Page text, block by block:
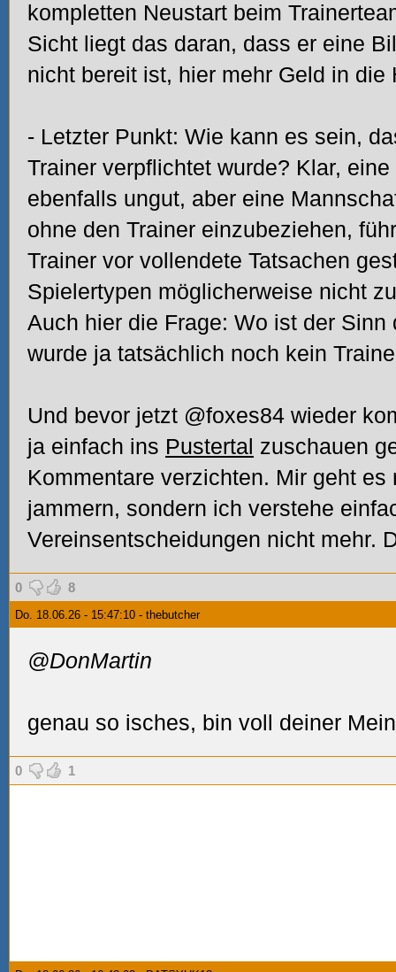
kompletten Neustart beim
Sicht liegt das daran, dass er eine
nicht bereit ist, hier mehr Geld in die
- Letzter Punkt: Wie kann es sein,
Trainer verpflichtet wurde? Klar,
ebenfalls ungut, aber eine
ohne den Trainer einzubeziehen,
Trainer vor vollendete Tatsachen
Spielertypen möglicherweise nicht
Auch hier die Frage: Wo ist der Sinn
wurde ja tatsächlich noch kein
Und bevor jetzt @foxes84 wieder
ja einfach ins Pustertal zuschauen
Kommentare verzichten. Mir geht
jammern, sondern ich verstehe
Vereinsentscheidungen nicht mehr.
0 8
Do. 18.06.26 - 15:47:10 - thebutcher
@DonMartin
genau so isches, bin voll deiner
0 1